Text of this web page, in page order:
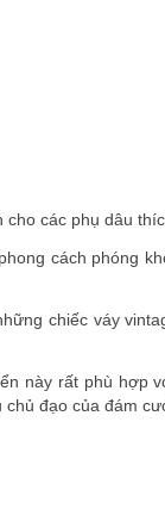
cho các phụ dâu
cách phóng
chiếc váy
này rất phù hợp
đạo của đám